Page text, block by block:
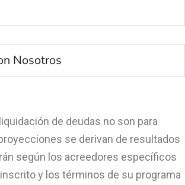
Nosotros
de deudas no son para
se derivan de resultados
según los acreedores específicos
y los términos de su programa